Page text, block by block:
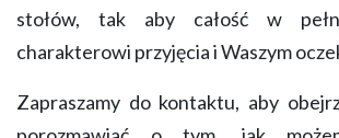
stołów, tak aby całość w
charakterowi przyjęcia i Waszym
Zapraszamy do kontaktu, aby